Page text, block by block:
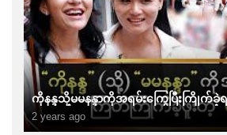
ကိုနန္ဒသို့မမနန္ဒာကိုအရမ်းကြွေပြီးကြိုက်
2 years ago